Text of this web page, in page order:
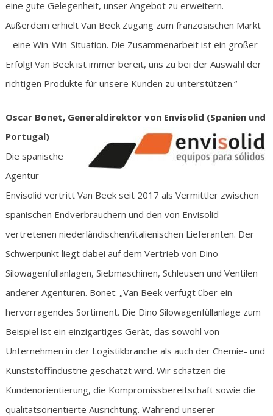
eine gute Gelegenheit, unser Angebot zu erweitern.
Außerdem erhielt Van Beek Zugang zum französischen Markt
– eine Win-Win-Situation. Die Zusammenarbeit ist ein großer
Erfolg! Van Beek ist immer bereit, uns zu bei der Auswahl der
richtigen Produkte für unsere Kunden zu unterstützen.“
Oscar Bonet, Generaldirektor von Envisolid (Spanien und
Portugal)
Die spanische
Agentur
Envisolid vertritt Van Beek seit 2017 als Vermittler zwischen
spanischen Endverbrauchern und den von Envisolid
vertretenen niederländischen/italienischen Lieferanten. Der
Schwerpunkt liegt dabei auf dem Vertrieb von Dino
Silowagenfüllanlagen, Siebmaschinen, Schleusen und Ventilen
anderer Agenturen. Bonet: „Van Beek verfügt über ein
hervorragendes Sortiment. Die Dino Silowagenfüllanlage zum
Beispiel ist ein einzigartiges Gerät, das sowohl von
Unternehmen in der Logistikbranche als auch der Chemie- und
Kunststoffindustrie geschätzt wird. Wir schätzen die
Kundenorientierung, die Kompromissbereitschaft sowie die
qualitätsorientierte Ausrichtung. Während unserer